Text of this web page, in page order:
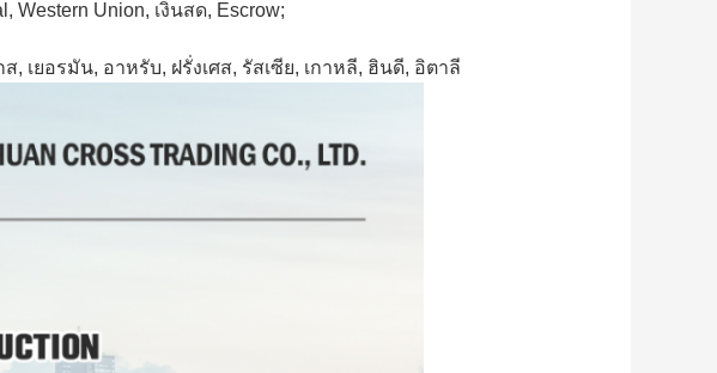
Western Union, เงินสด, Escrow;
เยอรมัน, อาหรับ, ฝรั่งเศส, รัสเซีย, เกาหลี, ฮินดี, อิตาลี